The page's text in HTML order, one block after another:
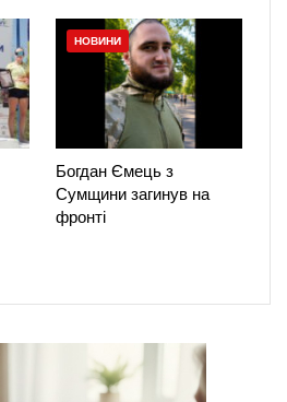
НОВИНИ
Богдан Ємець з
Сумщини загинув на
фронті